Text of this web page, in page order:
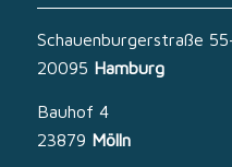
Schauenburgerstraße
20095 Hamburg
Bauhof 4
23879 Mölln